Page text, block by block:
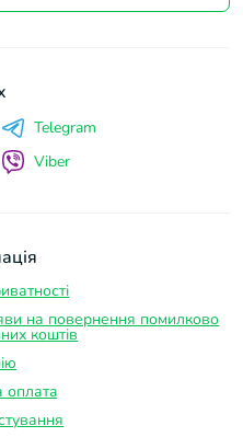
на повернення помилково
коштів
оплатa
Telegram
Viber